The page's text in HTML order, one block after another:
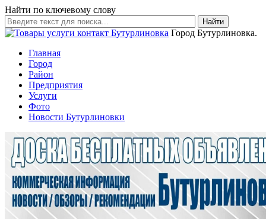
Найти по ключевому слову
Найти
Город Бутурлиновка.
Главная
Город
Район
Предприятия
Услуги
Фото
Новости Бутурлиновки